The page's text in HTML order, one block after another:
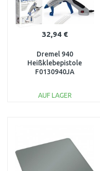
32,94 €
Dremel 940
Heißklebepistole
F0130940JA
AUF LAGER